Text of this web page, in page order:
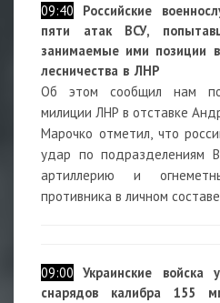
09:40
Российские
пяти атак ВСУ,
занимаемые ими позиции в
лесничества в ЛНР
Об этом сообщил нам
милиции ЛНР в отставке
Марочко отметил, что
удар по подразделениям
артиллерию и
противника в личном
09:00 Украинские войска
снарядов калибра